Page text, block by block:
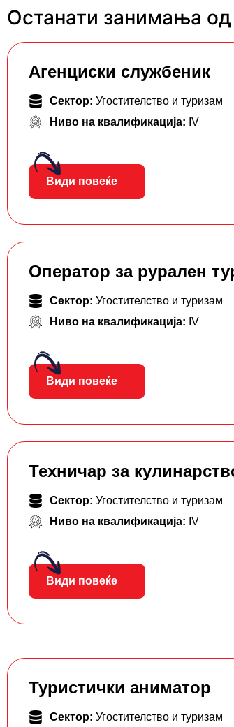
Останати занимања од
Агенциски службеник
Сектор: Угостителство и туризам
Ниво на квалификација: IV
Види повеќе
Оператор за рурален
Сектор: Угостителство и туризам
Ниво на квалификација: IV
Види повеќе
Техничар за
Сектор: Угостителство и туризам
Ниво на квалификација: IV
Види повеќе
Туристички аниматор
Сектор: Угостителство и туризам